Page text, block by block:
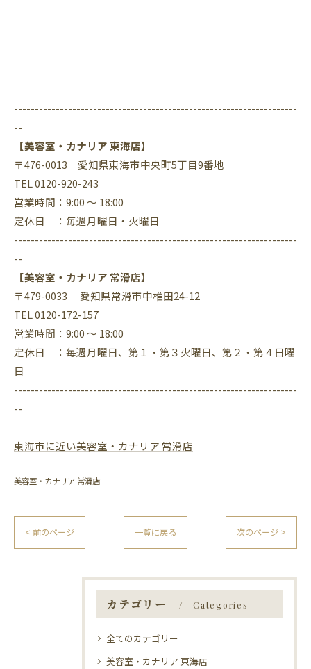
--------------------------------------------------------------------
--
【美容室・カナリア 東海店】
〒476-0013 愛知県東海市中央町5丁目9番地
TEL 0120-920-243
営業時間：9:00 ～ 18:00
定休日 ：毎週月曜日・火曜日
--------------------------------------------------------------------
--
【美容室・カナリア 常滑店】
〒479-0033 愛知県常滑市中椎田24-12
TEL 0120-172-157
営業時間：9:00 ～ 18:00
定休日 ：毎週月曜日、第１・第３火曜日、第２・第４日曜
日
--------------------------------------------------------------------
--
東海市に近い美容室・カナリア 常滑店
美容室・カナリア 常滑店
< 前のページ 一覧に戻る 次のページ >
カテゴリー Categories
全てのカテゴリー
美容室・カナリア 東海店